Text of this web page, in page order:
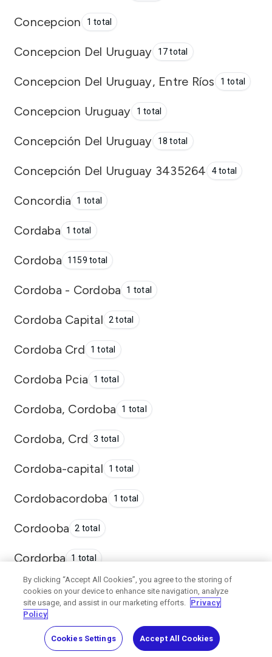
Concepcion 1 total
Concepcion Del Uruguay 17 total
Concepcion Del Uruguay, Entre Ríos 1 total
Concepcion Uruguay 1 total
Concepción Del Uruguay 18 total
Concepción Del Uruguay 3435264 4 total
Concordia 1 total
Cordaba 1 total
Cordoba 1159 total
Cordoba - Cordoba 1 total
Cordoba Capital 2 total
Cordoba Crd 1 total
Cordoba Pcia 1 total
Cordoba, Cordoba 1 total
Cordoba, Crd 3 total
Cordoba-capital 1 total
Cordobacordoba 1 total
Cordooba 2 total
Cordorba 1 total
Coronel Suarez 47 total
Coronel Suarez, Buenos Aires
Coronel Suárez 13 total
By clicking “Accept All Cookies”, you agree to the storing of
cookies on your device to enhance site navigation, analyze
site usage, and assist in our marketing efforts. Privacy
Policy
Cookies Settings Accept All Cookies